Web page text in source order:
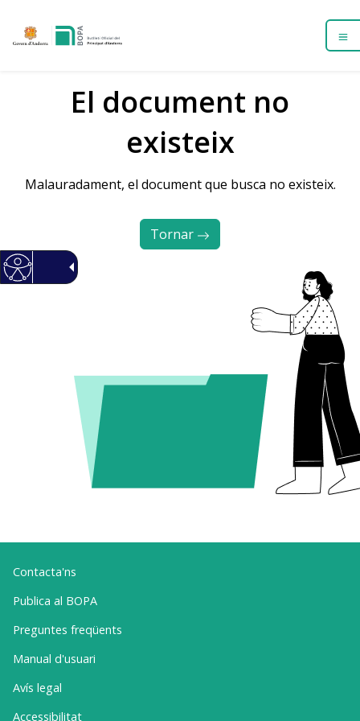
El document no
existeix
Malauradament, el document que busca no existeix.
Contacta'ns
Publica al BOPA
Preguntes freqüents
Manual d'usuari
Avís legal
Accessibilitat